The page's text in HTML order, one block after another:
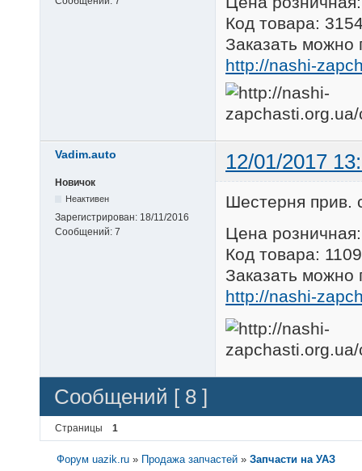
Код товара:
Заказать можно
http://nashi-
Vadim.auto 12/01/2017
Новичок
Неактивен
Зарегистрирован: 18/11/2016
Сообщений: 7
Шестерня прив.
Цена
Код товара:
Заказать можно
http://nashi-
Сообщений [ 8 ]
Страницы 1
Форум uazik.ru » Продажа запчастей » Запчасти на УАЗ